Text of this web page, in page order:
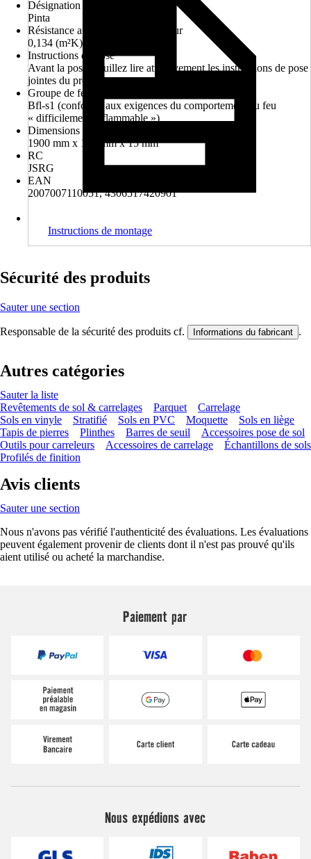
Désignation du décor
Pinta
Résistance au passage de la chaleur
0,134 (m²K)/W
Instructions de pose
Avant la pose, veuillez lire attentivement les instructions de pose
jointes du produit
Groupe de feu
Bfl-s1 (conforme aux exigences du comportement au feu
« difficilement inflammable »)
Dimensions (Lxlxé)
1900 mm x 190 mm x 15 mm
RC
JSRG
EAN
2007007110051, 4306517420901
Instructions de montage
Sécurité des produits
Sauter une section
Responsable de la sécurité des produits cf. Informations du fabricant .
Autres catégories
Sauter la liste
Revêtements de sol & carrelages
Parquet
Carrelage
Sols en vinyle
Stratifié Sols en PVC Moquette
Sols en liège
Tapis de pierres
Plinthes Barres de seuil
Accessoires pose de sol
Outils pour carreleurs
Accessoires de carrelage
Échantillons de sols
Profilés de finition
Avis clients
Sauter une section
Nous n'avons pas vérifié l'authenticité des évaluations. Les évaluations
peuvent également provenir de clients dont il n'est pas prouvé qu'ils
aient utilisé ou acheté la marchandise.
Paiement par
Nous expédions avec